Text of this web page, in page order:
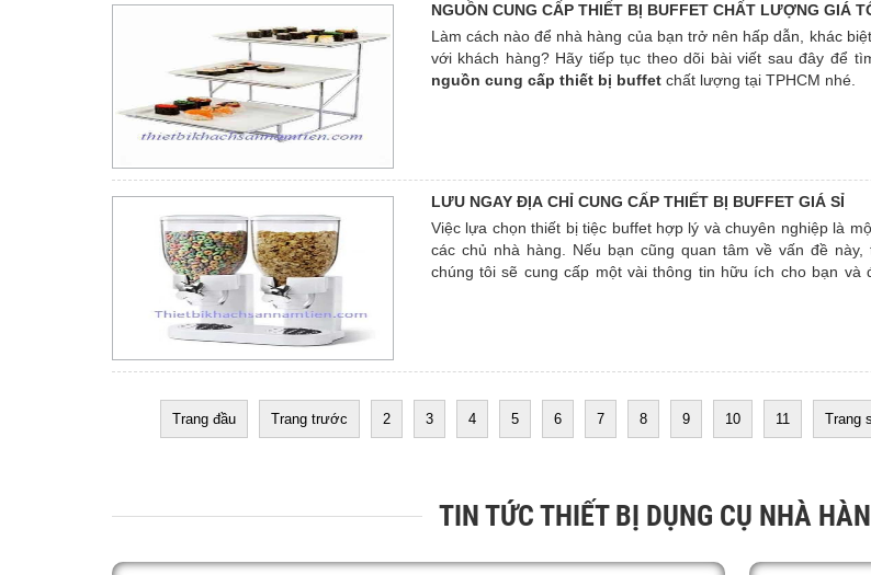
NGUỒN CUNG CẤP THIẾT BỊ BUFFET CHẤT LƯỢNG GIÁ
Làm cách nào để nhà hàng của bạn trở nên hấp dẫn, khác
với khách hàng? Hãy tiếp tục theo dõi bài viết sau đây để
nguồn cung cấp thiết bị buffetchất lượng tại TPHCM nhé.
LƯU NGAY ĐỊA CHỈ CUNG CẤP THIẾT BỊ BUFFET GIÁ SỈ
Việc lựa chọn thiết bị tiệc buffet hợp lý và chuyên nghiệp là
các chủ nhà hàng. Nếu bạn cũng quan tâm về vấn đề này,
chúng tôi sẽ cung cấp một vài thông tin hữu ích cho bạn và
Trang đầu Trang trước 2 3 4 5 6 7 8 9 10 11 Trang
TIN TỨC THIẾT BỊ DỤNG CỤ NHÀ